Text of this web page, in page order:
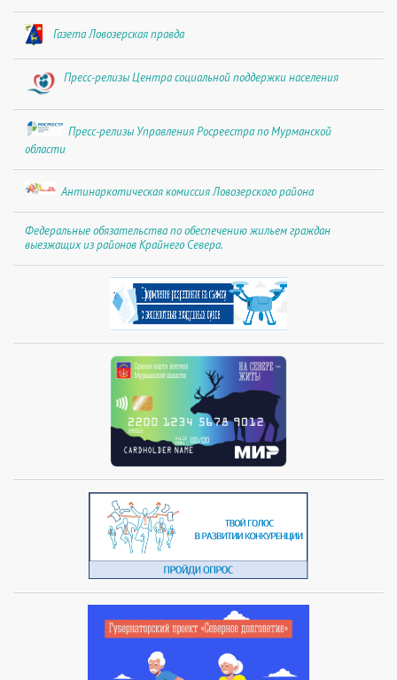
Газета Ловозерская правда
Пресс-релизы Центра социальной поддержки населения
Пресс-релизы Управления Росреестра по Мурманской
области
Антинаркотическая комиссия Ловозерского района
Федеральные обязательства по обеспечению жильем граждан
выезжащих из районов Крайнего Севера.